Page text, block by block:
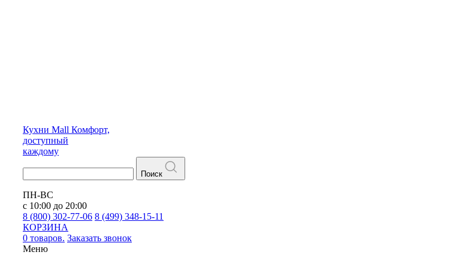
Кухни Mall Комфорт,
доступный
каждому
Поиск
ПН-ВС
с 10:00 до 20:00
8 (800) 302-77-06 8 (499) 348-15-11
КОРЗИНА
0 товаров. Заказать звонок
Меню